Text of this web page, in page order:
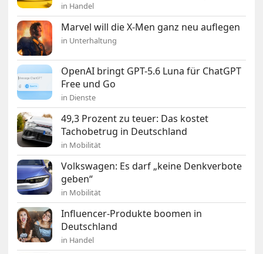
in Handel
Marvel will die X-Men ganz neu auflegen
in Unterhaltung
OpenAI bringt GPT-5.6 Luna für ChatGPT
Free und Go
in Dienste
49,3 Prozent zu teuer: Das kostet
Tachobetrug in Deutschland
in Mobilität
Volkswagen: Es darf „keine Denkverbote
geben“
in Mobilität
Influencer-Produkte boomen in
Deutschland
in Handel